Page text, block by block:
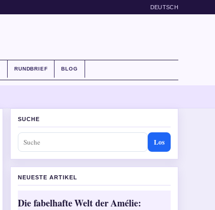
DEUTSCH
RUNDBRIEF BLOG
SUCHE
Los
NEUESTE ARTIKEL
Die fabelhafte Welt der Amélie: